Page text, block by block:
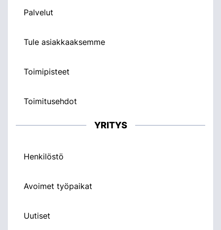
Palvelut
Tule asiakkaaksemme
Toimipisteet
Toimitusehdot
YRITYS
Henkilöstö
Avoimet työpaikat
Uutiset